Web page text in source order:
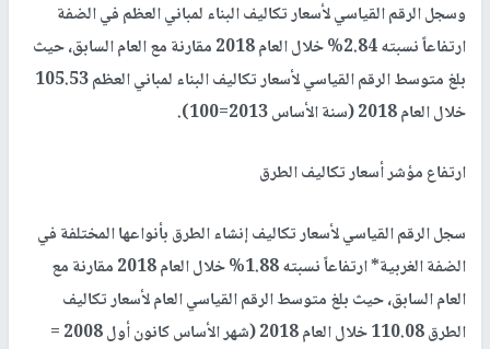
وسجل الرقم القياسي لأسعار تكاليف البناء لمباني العظم في الضفة
ارتفاعاً نسبته 2.84% خلال العام 2018 مقارنة مع العام السابق، حيث
بلغ متوسط الرقم القياسي لأسعار تكاليف البناء لمباني العظم 105.53
خلال العام 2018 (سنة الأساس 2013=100).
ارتفاع مؤشر أسعار تكاليف الطرق
سجل الرقم القياسي لأسعار تكاليف إنشاء الطرق بأنواعها المختلفة في
الضفة الغربية* ارتفاعاً نسبته 1.88% خلال العام 2018 مقارنة مع
العام السابق، حيث بلغ متوسط الرقم القياسي العام لأسعار تكاليف
الطرق 110.08 خلال العام 2018 (شهر الأساس كانون أول 2008 =